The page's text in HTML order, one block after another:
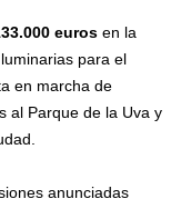
euros en la
para el
en marcha de
al Parque de la Uva y
anunciadas